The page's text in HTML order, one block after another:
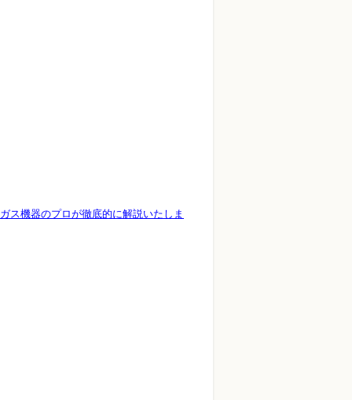
ス機器のプロが徹底的に解説いたしま